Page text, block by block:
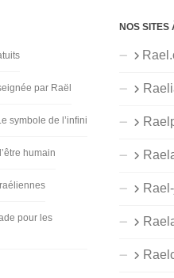
par Raël
symbole de l’infini
humain
pour les
NOS SITES